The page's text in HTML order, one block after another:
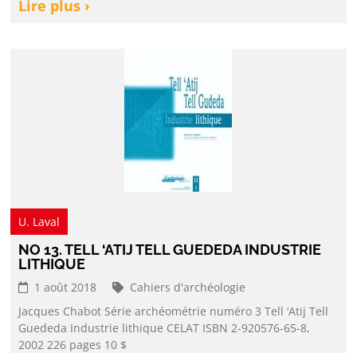
Lire plus ›
U. Laval
NO 13. TELL ‘ATIJ TELL GUEDEDA INDUSTRIE
LITHIQUE
1 août 2018
Cahiers d'archéologie
Jacques Chabot Série archéométrie numéro 3 Tell ‘Atij Tell
Guededa Industrie lithique CELAT ISBN 2-920576-65-8,
2002 226 pages 10 $